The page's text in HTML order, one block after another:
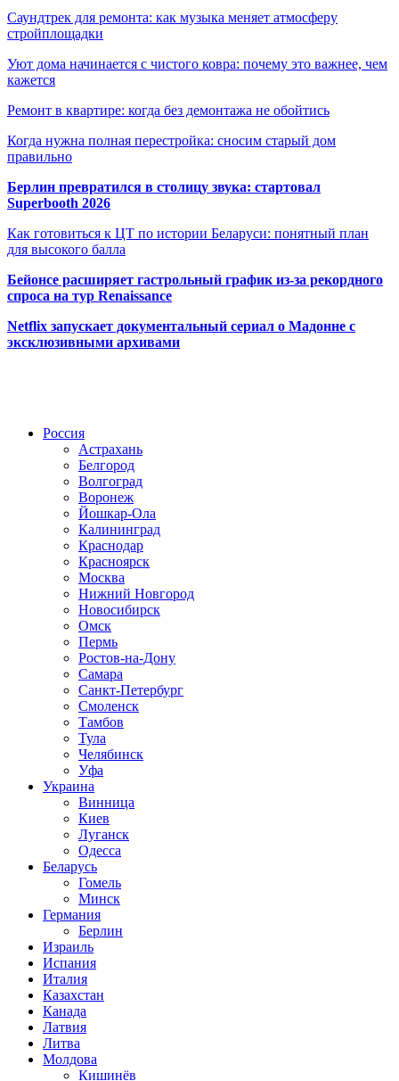
Саундтрек для ремонта: как музыка меняет атмосферу
стройплощадки
Уют дома начинается с чистого ковра: почему это важнее, чем
кажется
Ремонт в квартире: когда без демонтажа не обойтись
Когда нужна полная перестройка: сносим старый дом
правильно
Берлин превратился в столицу звука: стартовал
Superbooth 2026
Как готовиться к ЦТ по истории Беларуси: понятный план
для высокого балла
Бейонсе расширяет гастрольный график из-за рекордного
спроса на тур Renaissance
Netflix запускает документальный сериал о Мадонне с
эксклюзивными архивами
Россия
Астрахань
Белгород
Волгоград
Воронеж
Йошкар-Ола
Калининград
Краснодар
Красноярск
Москва
Нижний Новгород
Новосибирск
Омск
Пермь
Ростов-на-Дону
Самара
Санкт-Петербург
Смоленск
Тамбов
Тула
Челябинск
Уфа
Украина
Винница
Киев
Луганск
Одесса
Беларусь
Гомель
Минск
Германия
Берлин
Израиль
Испания
Италия
Казахстан
Канада
Латвия
Литва
Молдова
Кишинёв